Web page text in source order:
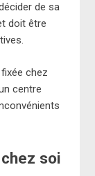
de sa
doit être
chez
centre
soi